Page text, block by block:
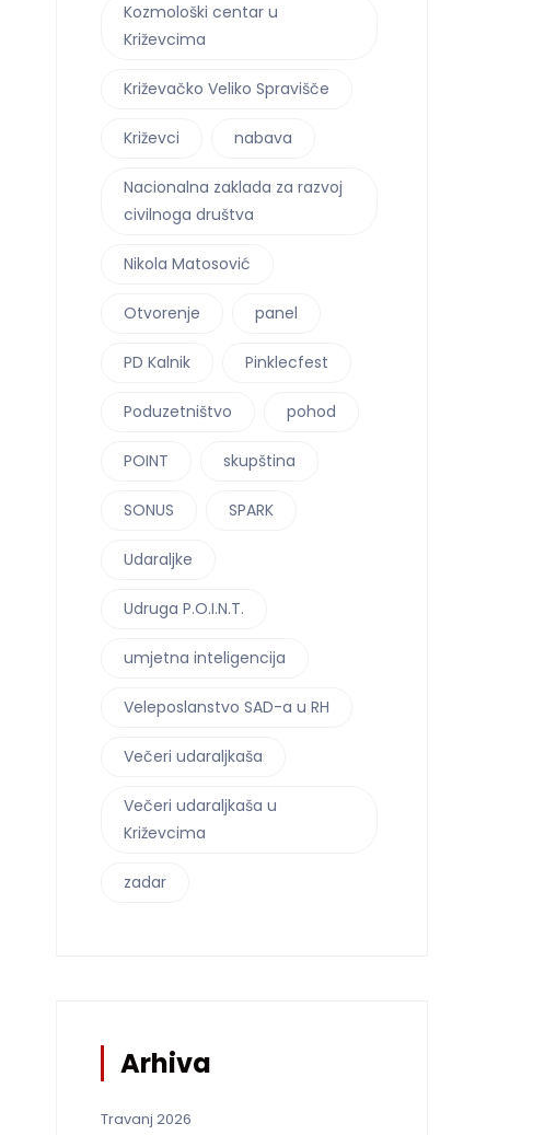
Kozmološki centar u
Križevcima
Križevačko Veliko Spravišče
Križevci nabava
Nacionalna zaklada za razvoj
civilnoga društva
Nikola Matosović
Otvorenje panel
PD Kalnik Pinklecfest
Poduzetništvo pohod
POINT skupština
SONUS SPARK
Udaraljke
Udruga P.O.I.N.T.
umjetna inteligencija
Veleposlanstvo SAD-a u RH
Večeri udaraljkaša
Večeri udaraljkaša u
Križevcima
zadar
Arhiva
Travanj 2026